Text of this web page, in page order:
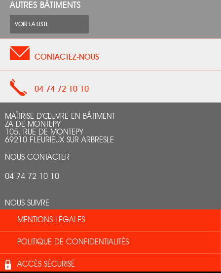
AUTRES BÂTIMENTS
VOIR LA LISTE
CONTACTEZ-NOUS
04 74 72 10 10
MAÎTRISE D'ŒUVRE EN BÂTIMENT
ZA DE MONTEPY
105, RUE DE MONTEPY
69210 FLEURIEUX SUR ARBRESLE
NOUS CONTACTER
04 74 72 10 10
NOUS SUIVRE
MENTIONS LÉGALES
POLITIQUE DE CONFIDENTIALITÉS
ACCÈS SÉCURISÉ